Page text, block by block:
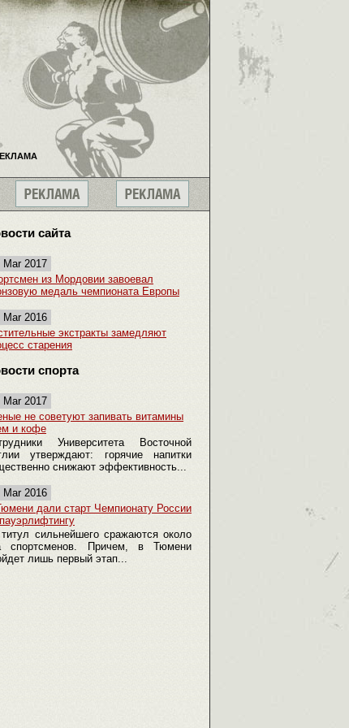
сайта
Mar 2017
из Мордовии завоевал
медаль чемпионата Европы
Mar 2016
экстракты замедляют
старения
спорта
Mar 2017
не советуют запивать витамины
и кофе
Университета Восточной
утверждают: горячие напитки
снижают эффективность...
Mar 2016
дали старт Чемпионату России
сильнейшего сражаются около
спортсменов. Причем, в Тюмени
лишь первый этап...